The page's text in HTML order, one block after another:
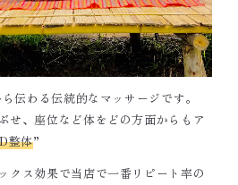
伝わる伝統的なマッサージです。
せ、座位など体をどの方面からもア
整体”
クス効果で当店で一番リピート率の